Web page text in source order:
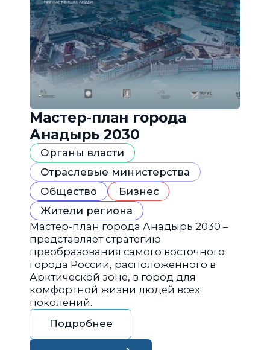
Мастер-план города
Анадырь 2030
Органы власти
Отраслевые министерства
Общество
Бизнес
Жители региона
Мастер-план города Анадырь 2030 –
представляет стратегию
преобразования самого восточного
города России, расположенного в
Арктической зоне, в город для
комфортной жизни людей всех
поколений.
Подробнее